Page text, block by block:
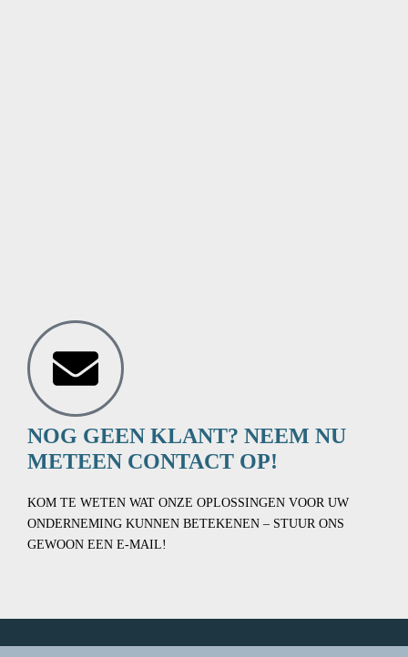
NOG GEEN KLANT? NEEM NU
METEEN CONTACT OP!
KOM TE WETEN WAT ONZE OPLOSSINGEN VOOR UW
ONDERNEMING KUNNEN BETEKENEN – STUUR ONS
GEWOON EEN E-MAIL!